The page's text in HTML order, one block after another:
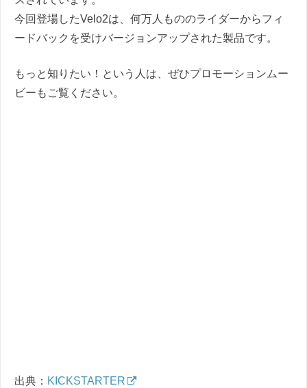
今回登場したVelo2は、何万人もののライダーからフィ
ードバックを受けバージョンアップされた製品です。
もっと知りたい！という人は、ぜひプロモーションムー
ビーもご覧ください。
出典： KICKSTARTER